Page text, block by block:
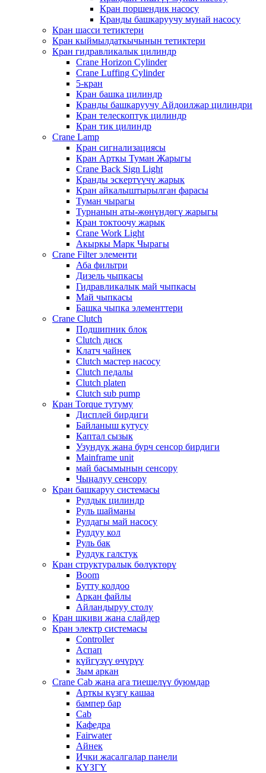
Кран поршендик насосу
Кранды башкаруучу мунай насосу
Кран шасси тетиктери
Кран кыймылдаткычынын тетиктери
Кран гидравликалык цилиндр
Crane Horizon Cylinder
Crane Luffing Cylinder
5-кран
Кран башка цилиндр
Кранды башкаруучу Айдоилжар цилиндри
Кран телескоптук цилиндр
Кран тик цилиндр
Crane Lamp
Кран сигнализациясы
Кран Арткы Туман Жарыгы
Crane Back Sign Light
Кранды эскертүүчү жарык
Кран айкалыштырылган фарасы
Туман чырагы
Турнанын аты-жөнүндөгү жарыгы
Кран токтоочу жарык
Crane Work Light
Акыркы Марк Чырагы
Crane Filter элементи
Аба фильтри
Дизель чыпкасы
Гидравликалык май чыпкасы
Май чыпкасы
Башка чыпка элементтери
Crane Clutch
Подшипник блок
Clutch диск
Клатч чайнек
Clutch мастер насосу
Clutch педалы
Clutch platen
Clutch sub pump
Кран Torque тутуму
Дисплей бирдиги
Байланыш кутусу
Каптал сызык
Узундук жана бурч сенсор бирдиги
Mainframe unit
май басымынын сенсору
Чыңалуу сенсору
Кран башкаруу системасы
Рулдык цилиндр
Руль шайманы
Рулдагы май насосу
Рулдуу кол
Руль бак
Рулдук галстук
Кран структуралык бөлүктөрү
Boom
Бутту колдоо
Аркан файлы
Айландыруу столу
Кран шкиви жана слайдер
Кран электр системасы
Controller
Аспап
күйгүзүү өчүрүү
Зым аркан
Crane Cab жана ага тиешелүү буюмдар
Арткы күзгү кашаа
бампер бар
Cab
Кафедра
Fairwater
Айнек
Ички жасалгалар панели
КҮЗГҮ